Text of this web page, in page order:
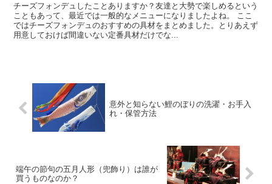
チーズフォンデュしたことありますか？友達と大勢で楽しめるという
こともあって、最近では一般的なメニューになりましたよね。 ここ
ではチーズフォンデュのおすすめの具材をまとめました。とりあえず
用意しておけば間違いない定番具材だけでな...
意外と知らない鯉のぼりの洗濯・お手入
れ・保管方法
端午の節句の五月人形（兜飾り）は誰が
買うものなのか？